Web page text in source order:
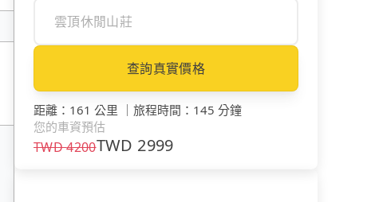
查詢真實價格
距離 ： 161 公里 ｜ 旅程時間 ： 145 分鐘
您的車資預估
TWD4200TWD 2999